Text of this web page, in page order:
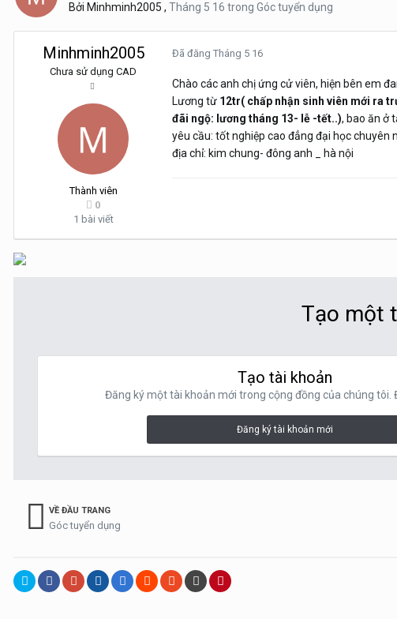
Bởi Minhminh2005 , Tháng 5 16 trong Góc tuyển dụng
Minhminh2005
Chưa sử dụng CAD
Thành viên
0
1 bài viết
Đã đăng Tháng 5 16
Chào các anh chị ứng cử viên, hiện bên em
Lương từ 12tr( chấp nhận sinh viên mới ra
đãi ngộ: lương tháng 13- lễ -tết..), bao ăn ở
yêu cầu: tốt nghiệp cao đẳng đại học chuyên
địa chỉ: kim chung- đông anh _ hà nội
Tạo một
Tạo tài khoản
Đăng ký một tài khoản mới trong cộng đồng của chúng tôi.
Đăng ký tài khoản mới
VỀ ĐẦU TRANG
Góc tuyển dụng